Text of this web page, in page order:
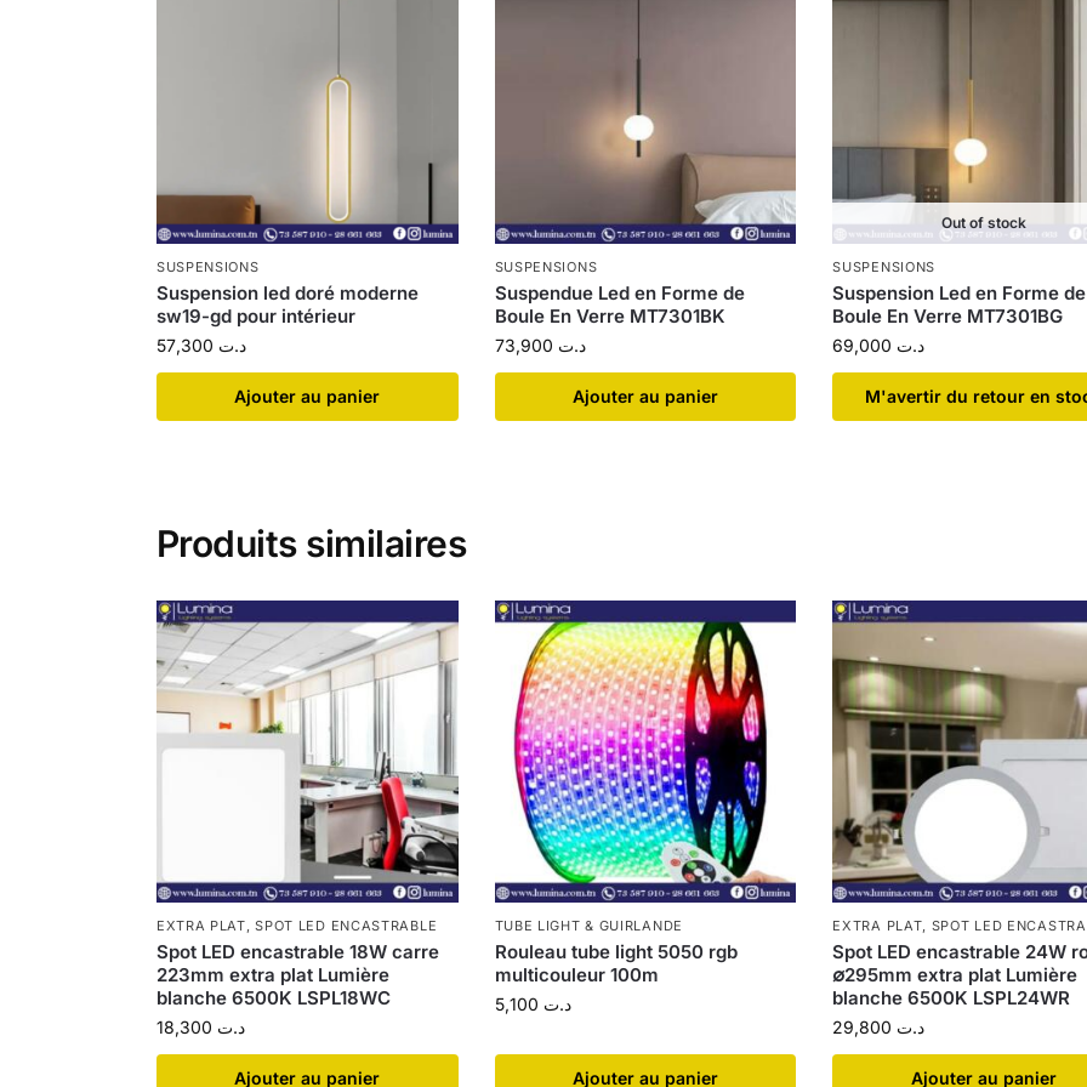
SUSPENSIONS
Suspension led doré moderne
sw19-gd pour intérieur
د.ت
Ajouter au panier
SUSPENSIONS
Suspendue Led en Forme de
Boule En Verre MT7301BK
د.ت
Ajouter au panier
Out of stock
SUSPENSIONS
Suspension Led en Forme de
Boule En Verre MT7301BG
د.ت
​M'avertir du retour en
Produits similaires
EXTRA PLAT ,SPOT LED ENCASTRABLE
Spot LED encastrable 18W carre
223mm extra plat Lumière
blanche 6500K LSPL18WC
د.ت
Ajouter au panier
TUBE LIGHT & GUIRLANDE
Rouleau tube light 5050 rgb
multicouleur 100m
د.ت
Ajouter au panier
EXTRA PLAT SPOT LED
Spot LED encastrable 24W
∅295mm extra plat Lumière
blanche 6500K LSPL24WR
د.ت
Ajouter au panier